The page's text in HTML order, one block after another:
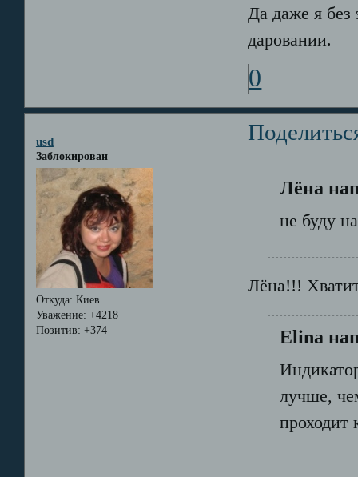
Да даже я без
даровании.
0
usd
Заблокирован
Откуда: Киев
Уважение: +4218
Позитив: +374
Лёна
не буду
Лёна!!!
Elina
лучше,
проходит